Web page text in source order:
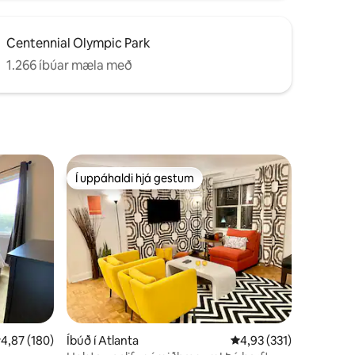
Centennial Olympic Park
1.266 íbúar mæla með
af 5 í meðaleinkunn, 180 umsagnir
4,87 (180)
Í uppáhaldi hjá gestum
Í uppáhaldi hjá gestum
Íbúð í Atlanta 4,93 af 5 í
4,93 (331)